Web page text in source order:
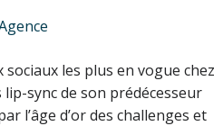
sociaux les plus en vogue chez
lip-sync de son prédécesseur
l’âge d’or des challenges et